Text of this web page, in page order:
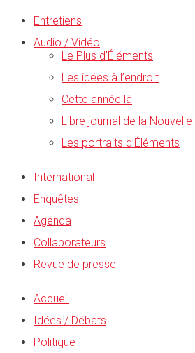
Entretiens
Audio / Vidéo
Le Plus d’Éléments
Les idées à l’endroit
Cette année là
Libre journal de la Nouvelle
Les portraits d’Éléments
International
Enquêtes
Agenda
Collaborateurs
Revue de presse
Accueil
Idées / Débats
Politique